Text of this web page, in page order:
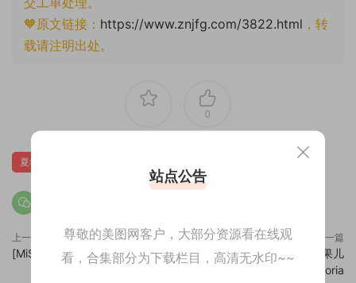
🧡原文链接： https://www.znjfg.com/3822.html ，转
载请注明出处。
0
夏希子
上一篇
[MiStar魅妍社] VOL.319 沈佳熹
下一篇
[MiStar魅妍社] VOL.321 果儿
Victoria
站点公告
尊敬的美图网客户，大部分资源看在线观
看，合集部分为下载栏目，高清无水印~~